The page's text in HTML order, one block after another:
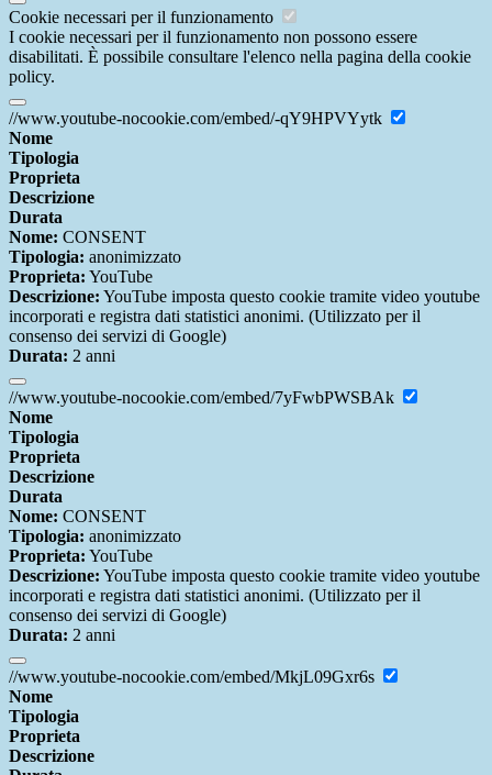
Cookie necessari per il funzionamento
I cookie necessari per il funzionamento non possono essere
disabilitati. È possibile consultare l'elenco nella pagina della cookie
policy.
//www.youtube-nocookie.com/embed/-qY9HPVYytk
Nome
Tipologia
Proprieta
Descrizione
Durata
Nome: CONSENT
Tipologia: anonimizzato
Proprieta: YouTube
Descrizione: YouTube imposta questo cookie tramite video youtube
incorporati e registra dati statistici anonimi. (Utilizzato per il
consenso dei servizi di Google)
Durata: 2 anni
//www.youtube-nocookie.com/embed/7yFwbPWSBAk
Nome
Tipologia
Proprieta
Descrizione
Durata
Nome: CONSENT
Tipologia: anonimizzato
Proprieta: YouTube
Descrizione: YouTube imposta questo cookie tramite video youtube
incorporati e registra dati statistici anonimi. (Utilizzato per il
consenso dei servizi di Google)
Durata: 2 anni
//www.youtube-nocookie.com/embed/MkjL09Gxr6s
Nome
Tipologia
Proprieta
Descrizione